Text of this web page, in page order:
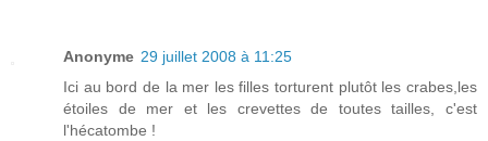
Anonyme 29 juillet 2008 à 11:25
Ici au bord de la mer les filles torturent plutôt les crabes,les
étoiles de mer et les crevettes de toutes tailles, c'est
l'hécatombe !